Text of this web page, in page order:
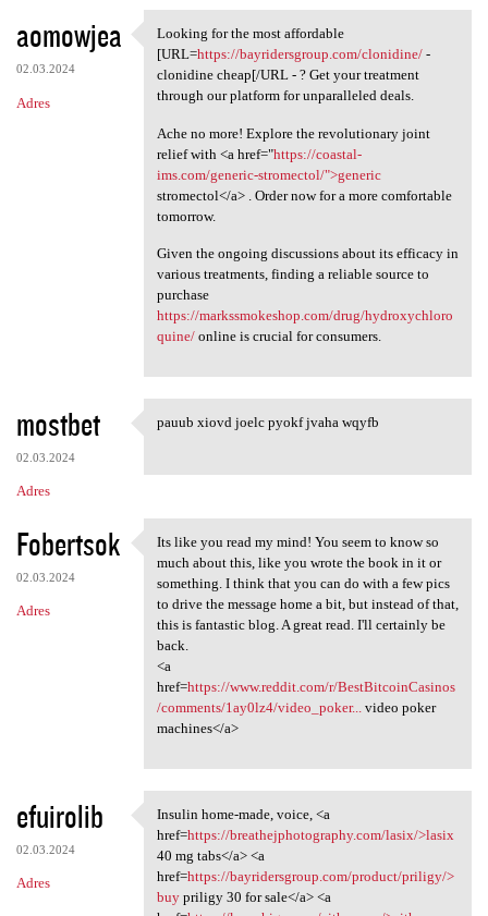
aomowjea
02.03.2024
Adres
Looking for the most
Looking for the most affordable
[URL=https://bayridersgroup.com/clonidine/-
clonidine cheap[/URL - ? Get your treatment
through our platform for unparalleled deals.
Ache no more! Explore the revolutionary joint
relief with <a href="https://coastal-
ims.com/generic-stromectol/">generic
stromectol</a> . Order now for a more comfortable
tomorrow.
Given the ongoing discussions about its efficacy in
various treatments, finding a reliable source to
purchase
https://markssmokeshop.com/drug/hydroxychloro
quine/online is crucial for consumers.
mostbet
02.03.2024
Adres
pauub xiovd joelc pyokf jvaha
pauub xiovd joelc pyokf jvaha wqyfb
Fobertsok
02.03.2024
Adres
Its like you read my mind!
Its like you read my mind! You seem to know so
much about this, like you wrote the book in it or
something. I think that you can do with a few pics
to drive the message home a bit, but instead of that,
this is fantastic blog. A great read. I'll certainly be
back.
<a
href=https://www.reddit.com/r/BestBitcoinCasinos
/comments/1ay0lz4/video_poker...
video poker
machines</a>
efuirolib
02.03.2024
Adres
Insulin home-made, voice, <a
Insulin home-made, voice, <a
href=https://breathejphotography.com/lasix/>lasix
40 mg tabs</a> <a
href=https://bayridersgroup.com/product/priligy/>
buypriligy 30 for sale</a> <a